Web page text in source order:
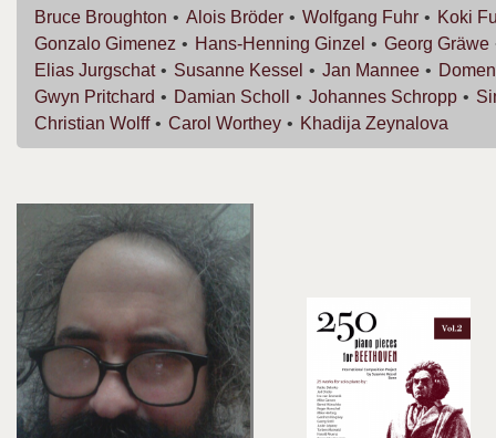
Bruce Broughton Alois Bröder Wolfgang Fuhr Koki
Gonzalo Gimenez Hans-Henning Ginzel Georg Gräwe
Elias Jurgschat Susanne Kessel Jan Mannee
Gwyn Pritchard Damian Scholl Johannes Schropp
Christian Wolff Carol Worthey Khadija Zeynalova